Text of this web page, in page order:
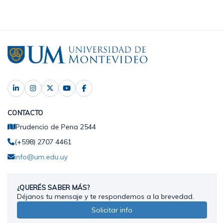
CONTACTO
Prudencio de Pena 2544
(+598) 2707 4461
info@um.edu.uy
¿QUERÉS SABER MÁS?
Déjanos tu mensaje y te respondemos a la brevedad.
Solicitar info